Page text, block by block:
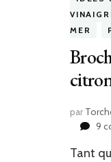
MER
par
9
Tant